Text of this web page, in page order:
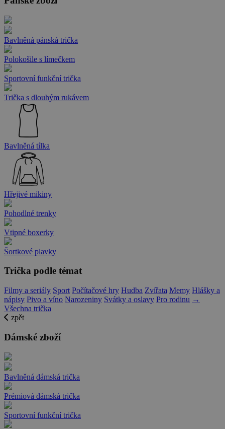
Bavlněná pánská trička
Polokošile s límečkem
Sportovní funkční trička
Trička s dlouhým rukávem
Bavlněná tílka
Hřejivé mikiny
Pohodlné trenky
Vtipné boxerky
Šortkové plavky
Trička podle témat
Filmy a seriály Sport Počítačové hry Hudba Zvířata Memy Hlášky a
nápisy Pivo a víno Narozeniny Svátky a oslavy Pro rodinu →
Všechna trička
zpět
Dámské zboží
Bavlněná dámská trička
Prémiová dámská trička
Sportovní funkční trička